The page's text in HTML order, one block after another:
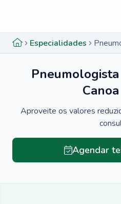
Especialidades
Aproveite os valores
Agendar